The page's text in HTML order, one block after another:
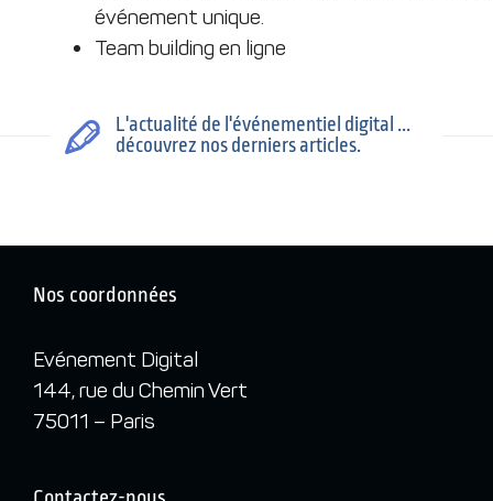
événement unique.
Team building en ligne
L'actualité de l'événementiel digital ...
découvrez nos derniers articles.
Nos coordonnées
Evénement Digital
144, rue du Chemin Vert
75011 – Paris